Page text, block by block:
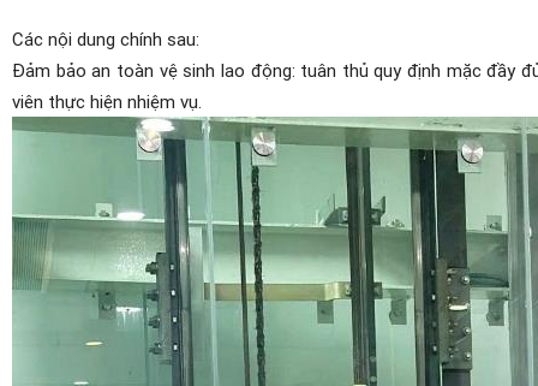
Các nội dung chính sau:
Đảm bảo an toàn vệ sinh lao động: tuân thủ quy định mặc đầy
viên thực hiện nhiệm vụ.